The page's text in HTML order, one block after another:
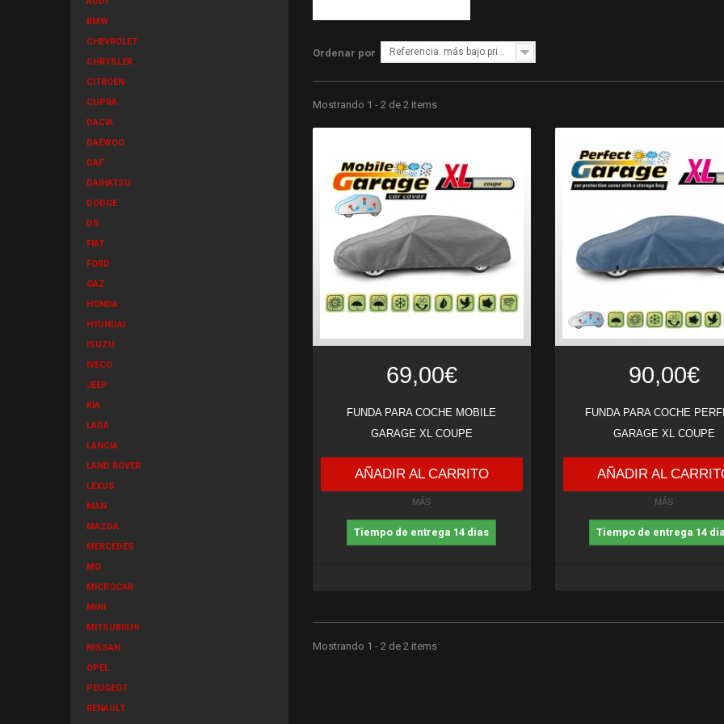
BMW
CHEVROLET
CHRYSLER
CITROEN
CUPRA
DACIA
DAEWOO
DAF
DAIHATSU
DODGE
DS
FIAT
FORD
GAZ
HONDA
HYUNDAI
ISUZU
IVECO
JEEP
KIA
LADA
LANCIA
LAND ROVER
LEXUS
MAN
MAZDA
MERCEDES
MG
MICROCAR
MINI
MITSUBISHI
NISSAN
OPEL
PEUGEOT
RENAULT
Ordenar por Referencia: más bajo primero
Mostrando 1 - 2 de 2 items
69,00€
FUNDA PARA COCHE MOBILE
GARAGE XL COUPE
AÑADIR AL CARRITO
MÁS
Tiempo de entrega 14 dias
90,00€
FUNDA PARA COCHE
GARAGE XL COUPE
AÑADIR AL
MÁS
Tiempo de entrega 14
Mostrando 1 - 2 de 2 items